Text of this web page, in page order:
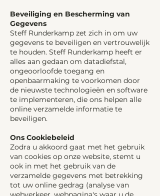
Beveiliging en Bescherming van
Gegevens
Steff Runderkamp zet zich in om uw
gegevens te beveiligen en vertrouwelijk
te houden. Steff Runderkamp heeft er
alles aan gedaan om datadiefstal,
ongeoorloofde toegang en
openbaarmaking te voorkomen door
de nieuwste technologieën en software
te implementeren, die ons helpen alle
online verzamelde informatie te
beveiligen.
Ons Cookiebeleid
Zodra u akkoord gaat met het gebruik
van cookies op onze website, stemt u
ook in met het gebruik van de
verzamelde gegevens met betrekking
tot uw online gedrag (analyse van